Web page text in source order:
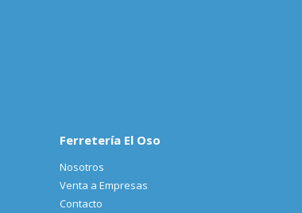
Ferretería El Oso
Nosotros
Venta a Empresas
Contacto